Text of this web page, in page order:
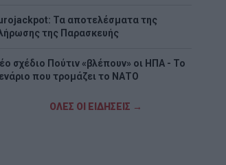
Τα αποτελέσματα της
της Παρασκευής
σχέδιο Πούτιν «βλέπουν» οι ΗΠΑ - Το
που τρομάζει το ΝΑΤΟ
«Παραπολιτικά»: Προς 30.000
ΟΛΕΣ ΟΙ ΕΙΔΗΣΕΙΣ →